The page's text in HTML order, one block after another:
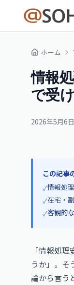
ホーム
情報
で受
2026年5月6日
この記事
✓情報処
✓在宅・
✓客観的
「情報処
うか」。そ
論から言う